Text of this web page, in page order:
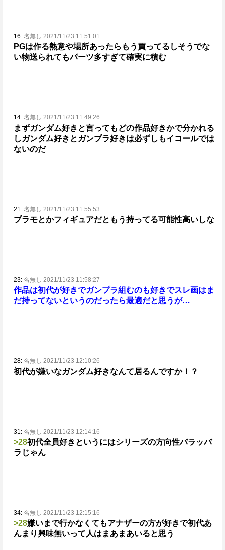
16: 名無し 2021/11/23 11:51:01
PGは作る熱意や場所あったらもう買ってるしそうでな
い物送られてもパーツ多すぎて確実に積む
14: 名無し 2021/11/23 11:49:26
まずガンダム好きと言ってもどの作品好きかで分かれる
し ガンダム好きとガンプラ好きは必ずしもイコールでは
ないのだ
21: 名無し 2021/11/23 11:55:53
プラモとかフィギュアだともう持ってる可能性高いしな
23: 名無し 2021/11/23 11:58:27
作品は初代が好きでガンプラ組むのも好きでスレ画はま
だ持ってないというのだったら最適だと思うが…
28: 名無し 2021/11/23 12:10:26
初代が嫌いなガンダム好きなんて居るんですか！？
31: 名無し 2021/11/23 12:14:16
>28初代全員好きというにはシリーズの方向性バラッバ
ラじゃん
34: 名無し 2021/11/23 12:15:16
>28嫌いまで行かなくてもアナザーの方が好きで初代あ
んまり興味無いって人はまあまあいると思う